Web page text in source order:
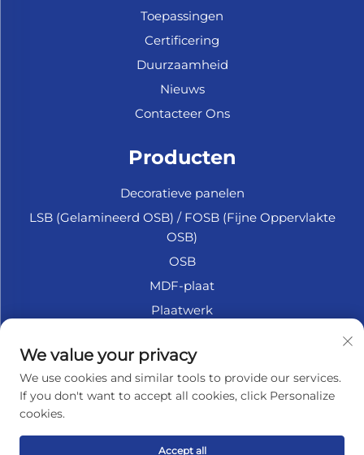
Toepassingen
Certificering
Duurzaamheid
Nieuws
Contacteer Ons
Producten
Decoratieve panelen
LSB (Gelamineerd OSB) / FOSB (Fijne Oppervlakte
OSB)
OSB
MDF-plaat
Plaatwerk
Fiberplaat
Accessoires
We value your privacy
We use cookies and similar tools to provide our services.
If you don't want to accept all cookies, click Personalize
cookies.
Accept all